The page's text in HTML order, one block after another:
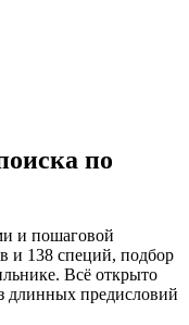
по
и пошаговой
и 138 специй, подбор
Всё открыто
длинных предисловий